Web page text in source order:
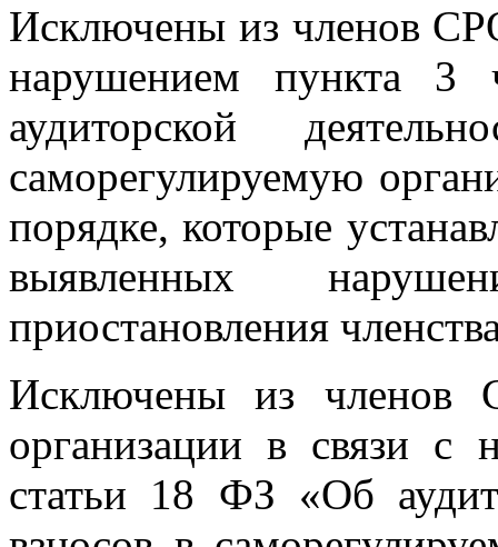
Исключены из членов
нарушением пункта
аудиторской
саморегулируемую
порядке, которые
выявленных
приостановления
Исключены из
организации в связи с
статьи 18 ФЗ «Об